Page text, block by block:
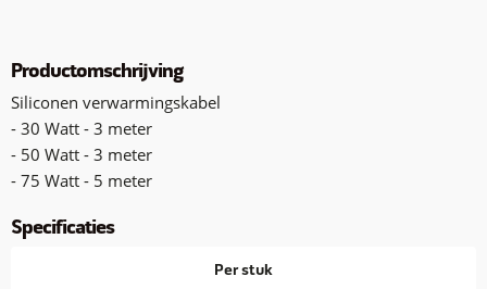
Productomschrijving
Siliconen verwarmingskabel
- 30 Watt - 3 meter
- 50 Watt - 3 meter
- 75 Watt - 5 meter
Specificaties
Per stuk